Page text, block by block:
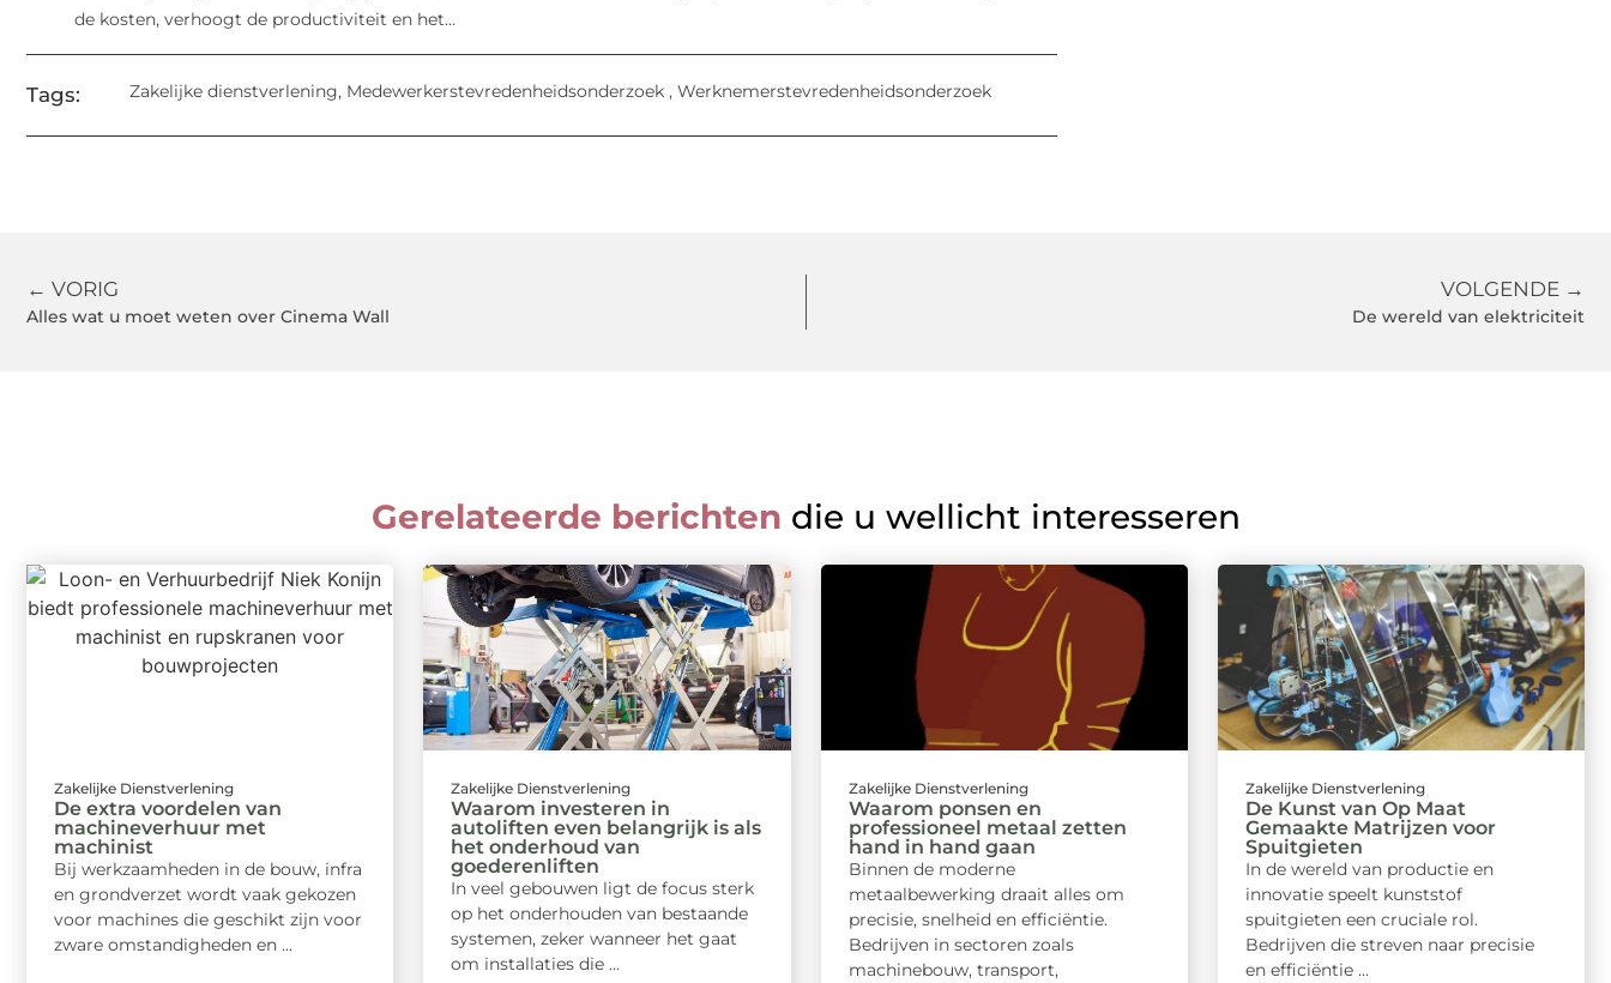
de kosten, verhoogt de productiviteit en het...
Tags: Zakelijke dienstverlening, Medewerkerstevredenheidsonderzoek , Werknemerstevredenheidsonderzoek
← VORIG
Alles wat u moet weten over Cinema Wall
VOLGENDE →
De wereld van elektriciteit
Gerelateerde berichten die u wellicht interesseren
Zakelijke Dienstverlening
De extra voordelen van
machineverhuur met
machinist
Bij werkzaamheden in de bouw, infra
en grondverzet wordt vaak gekozen
voor machines die geschikt zijn voor
zware omstandigheden en ...
Zakelijke Dienstverlening
Waarom investeren in
autoliften even belangrijk is als
het onderhoud van
goederenliften
In veel gebouwen ligt de focus sterk
op het onderhouden van bestaande
systemen, zeker wanneer het gaat
om installaties die ...
Zakelijke Dienstverlening
Waarom ponsen en
professioneel metaal zetten
hand in hand gaan
Binnen de moderne
metaalbewerking draait alles om
precisie, snelheid en efficiëntie.
Bedrijven in sectoren zoals
machinebouw, transport,
Zakelijke Dienstverlening
De Kunst van Op Maat
Gemaakte Matrijzen voor
Spuitgieten
In de wereld van productie en
innovatie speelt kunststof
spuitgieten een cruciale rol.
Bedrijven die streven naar precisie
en efficiëntie ...